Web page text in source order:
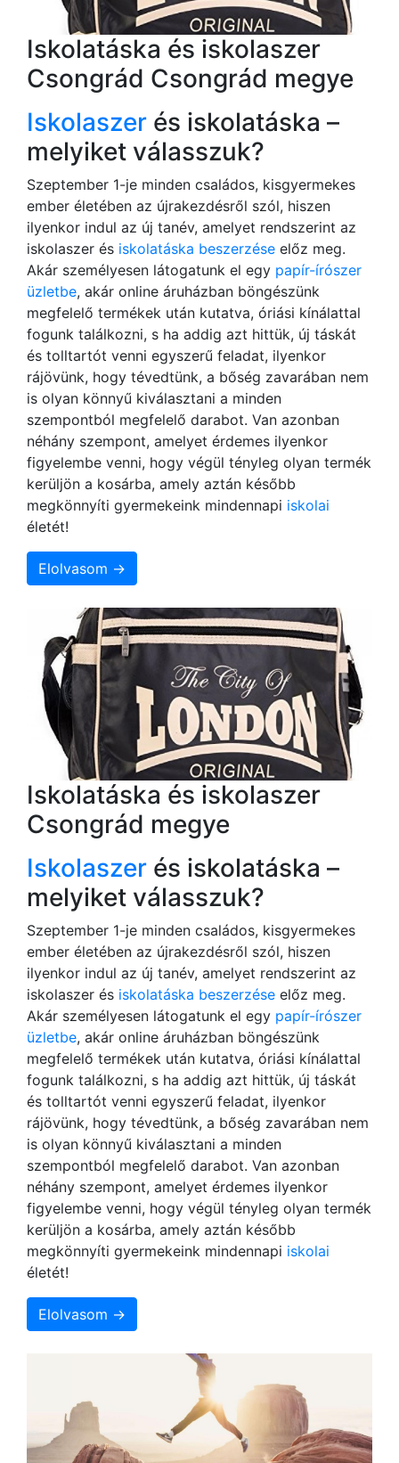
Iskolatáska és iskolaszer
Csongrád Csongrád megye
Iskolaszer és iskolatáska –
melyiket válasszuk?
Szeptember 1-je minden családos, kisgyermekes
ember életében az újrakezdésről szól, hiszen
ilyenkor indul az új tanév, amelyet rendszerint az
iskolaszer és iskolatáska beszerzése előz meg.
Akár személyesen látogatunk el egy papír-írószer
üzletbe, akár online áruházban böngészünk
megfelelő termékek után kutatva, óriási kínálattal
fogunk találkozni, s ha addig azt hittük, új táskát
és tolltartót venni egyszerű feladat, ilyenkor
rájövünk, hogy tévedtünk, a bőség zavarában nem
is olyan könnyű kiválasztani a minden
szempontból megfelelő darabot. Van azonban
néhány szempont, amelyet érdemes ilyenkor
figyelembe venni, hogy végül tényleg olyan termék
kerüljön a kosárba, amely aztán később
megkönnyíti gyermekeink mindennapi iskolai
életét!
Elolvasom →
Iskolatáska és iskolaszer
Csongrád megye
Iskolaszer és iskolatáska –
melyiket válasszuk?
Szeptember 1-je minden családos, kisgyermekes
ember életében az újrakezdésről szól, hiszen
ilyenkor indul az új tanév, amelyet rendszerint az
iskolaszer és iskolatáska beszerzése előz meg.
Akár személyesen látogatunk el egy papír-írószer
üzletbe, akár online áruházban böngészünk
megfelelő termékek után kutatva, óriási kínálattal
fogunk találkozni, s ha addig azt hittük, új táskát
és tolltartót venni egyszerű feladat, ilyenkor
rájövünk, hogy tévedtünk, a bőség zavarában nem
is olyan könnyű kiválasztani a minden
szempontból megfelelő darabot. Van azonban
néhány szempont, amelyet érdemes ilyenkor
figyelembe venni, hogy végül tényleg olyan termék
kerüljön a kosárba, amely aztán később
megkönnyíti gyermekeink mindennapi iskolai
életét!
Elolvasom →